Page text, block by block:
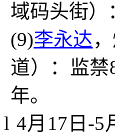
域码头街）
(9)李永达
道）：监禁
年。
l 4月 17 日 -5